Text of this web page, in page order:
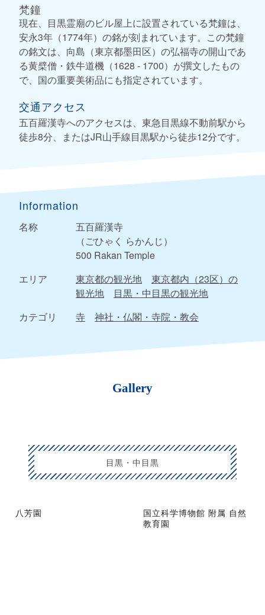
梵鐘
現在、目黒霊廟のビル屋上に設置されている梵鐘は、
安永3年（1774年）の銘が刻まれています。この梵鐘
の銘文は、向島（東京都墨田区）の弘福寺の開山であ
る黄檗僧・鉄牛道機（1628 - 1700）が撰文したもの
で、国の重要美術品にも指定されています。
交通アクセス
五百羅漢寺へのアクセスは、東急目黒線不動前駅から
徒歩8分、またはJR山手線目黒駅から徒歩12分です。
Information
名称
五百羅漢寺
（ごひゃく らかんじ）
500 Rakan Temple
エリア
東京都の観光地
東京都内（23区）の
観光地
目黒・中目黒の観光地
カテゴリ
寺 神社・仏閣・寺院・教会
Gallery
目黒・中目黒
八芳園
国立科学博物館 附属 自然
教育園